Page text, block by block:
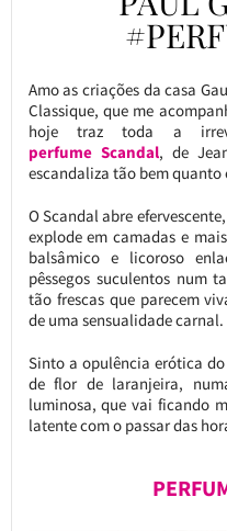
Amo as criações da casa
Classique, que me
hoje traz toda a
perfume Scandal, de
escandaliza tão bem quanto
O Scandal abre
explode em camadas e
balsâmico e licoroso
pêssegos suculentos num
tão frescas que parecem
de uma sensualidade carnal.
Sinto a opulência erótica
de flor de laranjeira,
luminosa, que vai ficando
latente com o passar das